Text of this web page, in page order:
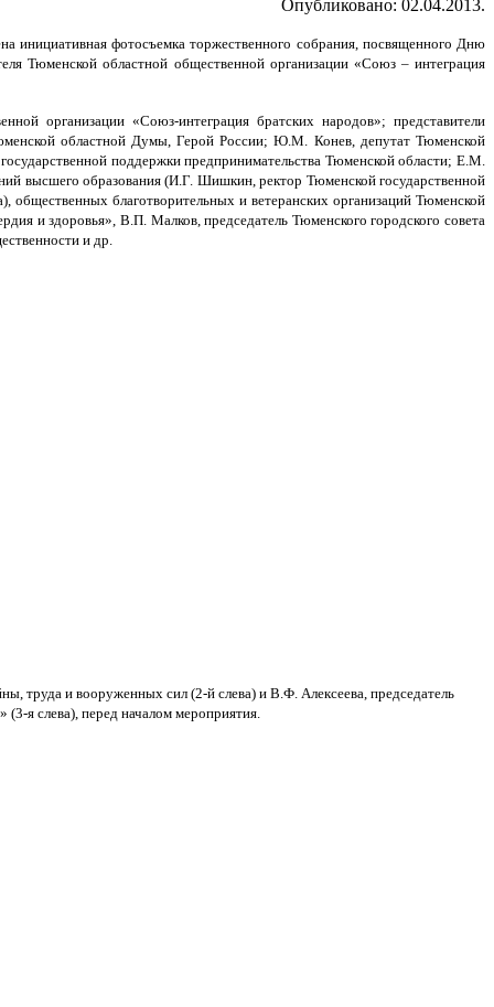
Опубликовано: 02.04.2013.
инициативная фотосъемка торжественного собрания, посвященного Дню
Тюменской областной общественной организации «Союз – интеграция
организации «Союз-интеграция братских народов»; представители
областной Думы, Герой России; Ю.М. Конев, депутат Тюменской
поддержки предпринимательства Тюменской области; Е.М.
высшего образования (И.Г. Шишкин, ректор Тюменской государственной
общественных благотворительных и ветеранских организаций Тюменской
и здоровья», В.П. Малков, председатель Тюменского городского совета
и др.
труда и вооруженных сил (2-й слева) и В.Ф. Алексеева, председатель
я слева), перед началом мероприятия.